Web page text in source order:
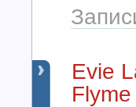
Evie
Flyme